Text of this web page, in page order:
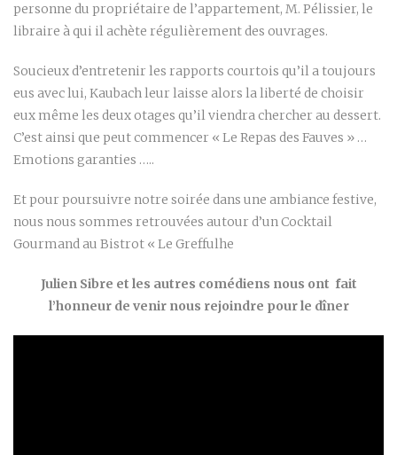
personne du propriétaire de l’appartement, M. Pélissier, le
libraire à qui il achète régulièrement des ouvrages.
Soucieux d’entretenir les rapports courtois qu’il a toujours
eus avec lui, Kaubach leur laisse alors la liberté de choisir
eux même les deux otages qu’il viendra chercher au dessert.
C’est ainsi que peut commencer « Le Repas des Fauves » …
Emotions garanties …..
Et pour poursuivre notre soirée dans une ambiance festive,
nous nous sommes retrouvées autour d’un Cocktail
Gourmand au Bistrot « Le Greffulhe
Julien Sibre et les autres comédiens nous ont fait
l’honneur de venir nous rejoindre pour le dîner